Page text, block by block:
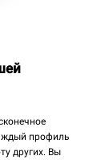
профиль
других. Вы